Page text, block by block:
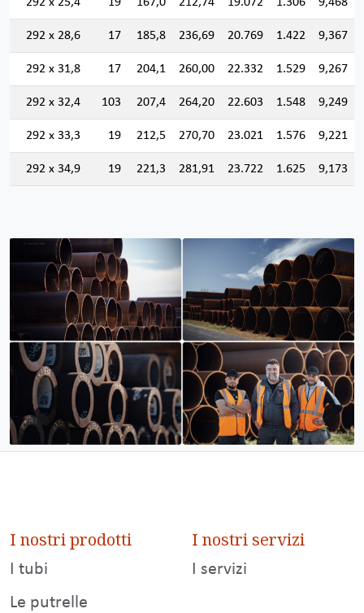
292 x 28,6 17 185,8 236,69 20.769 1.422 9,367
292 x 31,8 17 204,1 260,00 22.332 1.529 9,267
292 x 32,4 103 207,4 264,20 22.603 1.548 9,249
292 x 33,3 19 212,5 270,70 23.021 1.576 9,221
292 x 34,9 19 221,3 281,91 23.722 1.625 9,173
I nostri prodotti
I tubi
Le putrelle
I nostri servizi
I servizi